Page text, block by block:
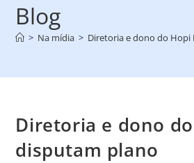
Blog
> Na mídia > Diretoria e dono do
Diretoria e dono
disputam plano